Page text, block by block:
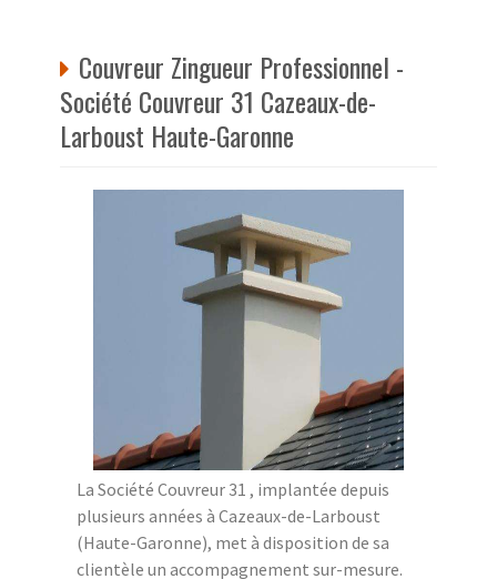
Couvreur Zingueur Professionnel -
Société Couvreur 31 Cazeaux-de-
Larboust Haute-Garonne
La Société Couvreur 31 , implantée depuis
plusieurs années à Cazeaux-de-Larboust
(Haute-Garonne), met à disposition de sa
clientèle un accompagnement sur-mesure.